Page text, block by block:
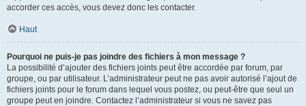
accorder ces accès, vous devez donc les contacter.
Haut
Pourquoi ne puis-je pas joindre des fichiers à mon message ?
La possibilité d’ajouter des fichiers joints peut être accordée par forum, par
groupe, ou par utilisateur. L’administrateur peut ne pas avoir autorisé l’ajout de
fichiers joints pour le forum dans lequel vous postez, ou peut-être que seul un
groupe peut en joindre. Contactez l’administrateur si vous ne savez pas